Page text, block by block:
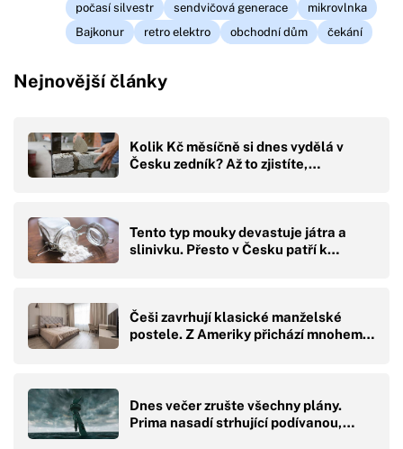
počasí silvestr
sendvičová generace
mikrovlnka
Bajkonur
retro elektro obchodní dům čekání
Nejnovější články
Kolik Kč měsíčně si dnes vydělá v
Česku zedník? Až to zjistíte,…
Tento typ mouky devastuje játra a
slinivku. Přesto v Česku patří k…
Češi zavrhují klasické manželské
postele. Z Ameriky přichází mnohem…
Dnes večer zrušte všechny plány.
Prima nasadí strhující podívanou,…